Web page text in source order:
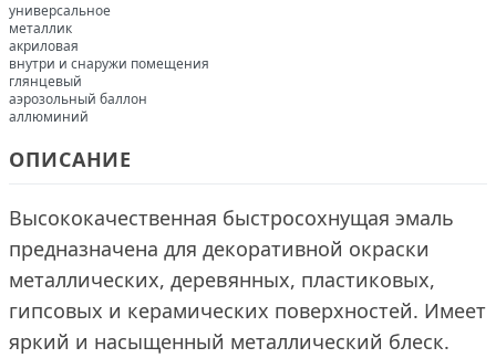
универсальное
металлик
акриловая
внутри и снаружи помещения
глянцевый
аэрозольный баллон
аллюминий
ОПИСАНИЕ
Высококачественная быстросохнущая эмаль
предназначена для декоративной окраски
металлических, деревянных, пластиковых,
гипсовых и керамических поверхностей. Имеет
яркий и насыщенный металлический блеск.